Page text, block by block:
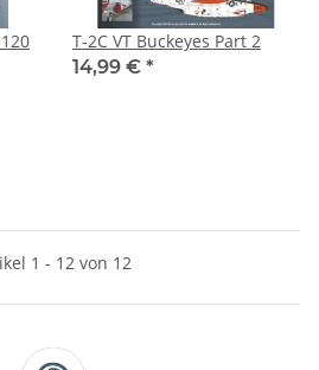
T-2C VT Buckeyes Part 2
14,99 € *
1 - 12 von 12